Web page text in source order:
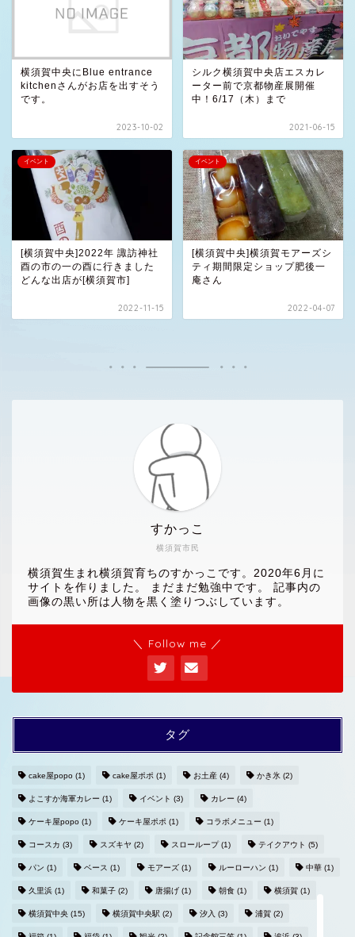
横須賀中央にBlue entrance
kitchenさんがお店を出すそう
です。
2023-10-02
シルク横須賀中央店エスカレ
ーター前で京都物産展開催
中！6/17（木）まで
2021-06-15
イベント
[横須賀中央]2022年 諏訪神社
酉の市の一の酉に行きました
どんな出店が[横須賀市]
2022-11-15
イベント
[横須賀中央]横須賀モアーズシ
ティ期間限定ショップ肥後一
庵さん
2022-04-07
横須賀市民
すかっこ
横須賀生まれ横須賀育ちのすかっこです。2020年6月に
サイトを作りました。 まだまだ勉強中です。 記事内の
画像の黒い所は人物を黒く塗りつぶしています。
＼ Follow me ／
タグ
cake屋popo (1) cake屋ポポ (1) お土産 (4) かき氷 (2)
よこすか海軍カレー (1) イベント (3) カレー (4)
ケーキ屋popo (1) ケーキ屋ポポ (1) コラボメニュー (1)
コースカ (3) スズキヤ (2) スローループ(1) テイクアウト (5)
パン (1) ベース (1) モアーズ (1) ルーローハン (1) 中華 (1)
久里浜 (1) 和菓子 (2) 唐揚げ (1) 朝食 (1) 横須賀 (1)
横須賀中央 (15) 横須賀中央駅 (2) 汐入 (3) 浦賀 (2)
ホームへ
プライバシーポリシー
お問い合わせ